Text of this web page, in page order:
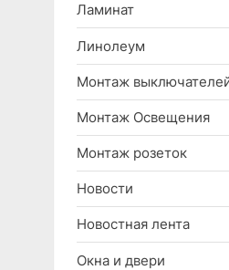
Ламинат
Линолеум
Монтаж
Монтаж Освещения
Монтаж розеток
Новости
Новостная лента
Окна и двери